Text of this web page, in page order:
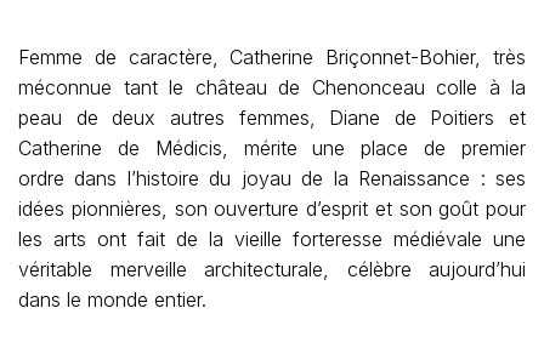
Femme de caractère, Catherine Briçonnet-Bohier, très
méconnue tant le château de Chenonceau colle à la
peau de deux autres femmes, Diane de Poitiers et
Catherine de Médicis, mérite une place de premier
ordre dans l’histoire du joyau de la Renaissance : ses
idées pionnières, son ouverture d’esprit et son goût pour
les arts ont fait de la vieille forteresse médiévale une
véritable merveille architecturale, célèbre aujourd’hui
dans le monde entier.